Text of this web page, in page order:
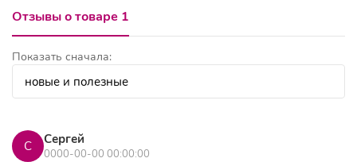
Отзывы о товаре 1
Показать сначала:
С Сергей
0000-00-00 00:00:00